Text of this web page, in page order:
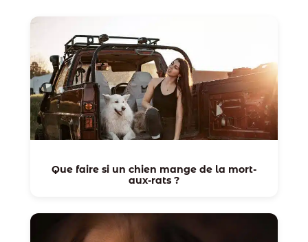
Que faire si un chien mange de la mort-
aux-rats ?